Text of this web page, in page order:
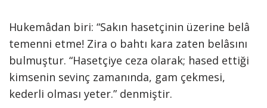
Hukemâdan biri: “Sakın hasetçinin üzerine belâ
temenni etme! Zira o bahtı kara zaten belâsını
bulmuştur. “Hasetçiye ceza olarak; hased ettiği
kimsenin sevinç zamanında, gam çekmesi,
kederli olması yeter.” denmiştir.